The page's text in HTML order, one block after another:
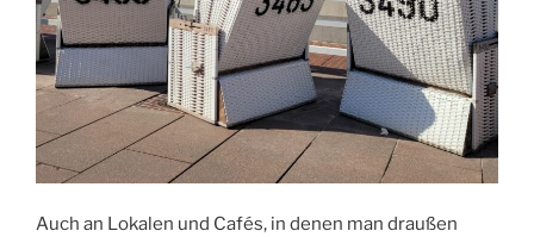
Auch an Lokalen und Cafés, in denen man draußen